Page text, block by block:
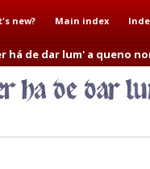
new? Main index
há de dar lum' a queno